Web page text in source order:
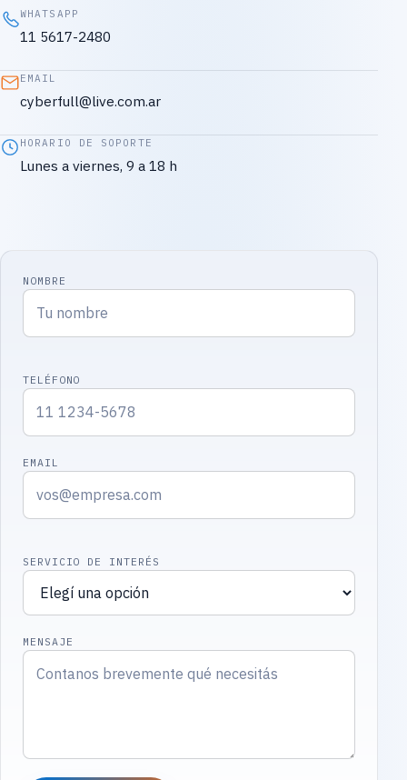
WHATSAPP
11 5617-2480
EMAIL
cyberfull@live.com.ar
HORARIO DE SOPORTE
Lunes a viernes, 9 a 18 h
NOMBRE
TELÉFONO
EMAIL
SERVICIO DE INTERÉS
MENSAJE